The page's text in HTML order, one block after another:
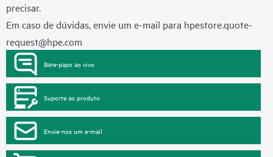
precisar.
Em caso de dúvidas, envie um e-mail para hpestore.quote-
request@hpe.com
Bate-papo ao vivo
Suporte ao produto
Envie-nos um e-mail